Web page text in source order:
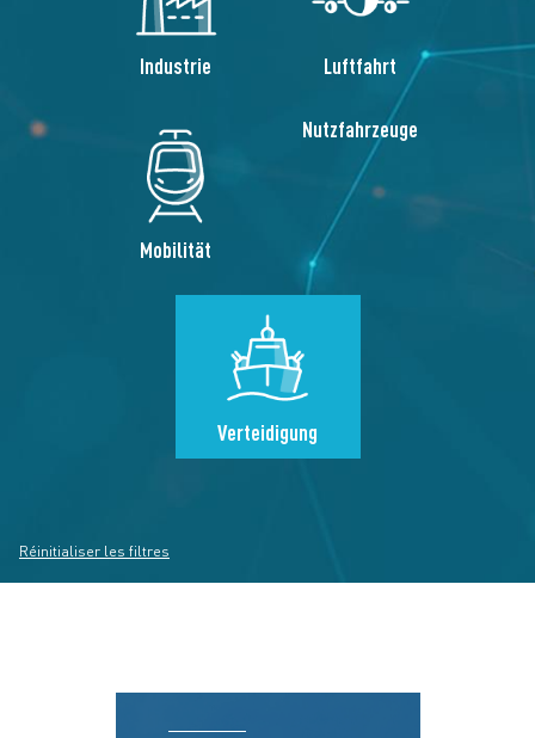
Industrie Luftfahrt
Mobilität
Nutzfahrzeuge
Verteidigung
Réinitialiser les filtres